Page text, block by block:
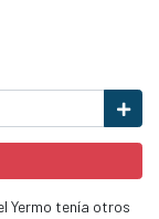
Yermo tenía otros